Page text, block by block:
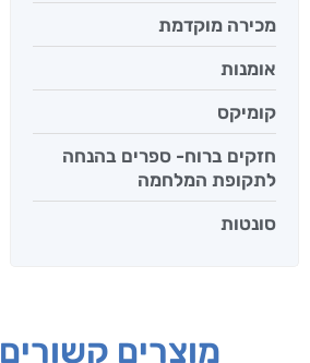
מכירה מוקדמת
אומנות
קומיקס
חזקים ברוח- ספרים בהנחה
לתקופת המלחמה
סונטות
מוצרים קשורים